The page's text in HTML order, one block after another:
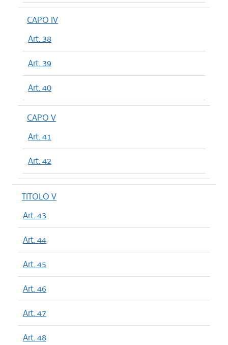
CAPO IV
Art. 38
Art. 39
Art. 40
CAPO V
Art. 41
Art. 42
TITOLO V
Art. 43
Art. 44
Art. 45
Art. 46
Art. 47
Art. 48